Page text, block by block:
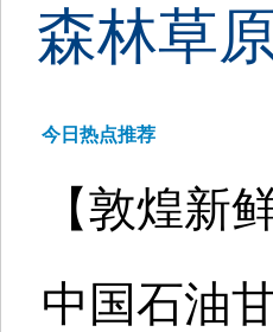
森林草
今日热点推荐
【敦煌新
中国石油